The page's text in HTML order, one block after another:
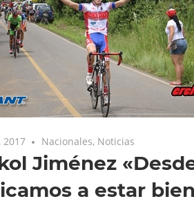
2017 Nacionales, Noticias
Jiménez
a estar